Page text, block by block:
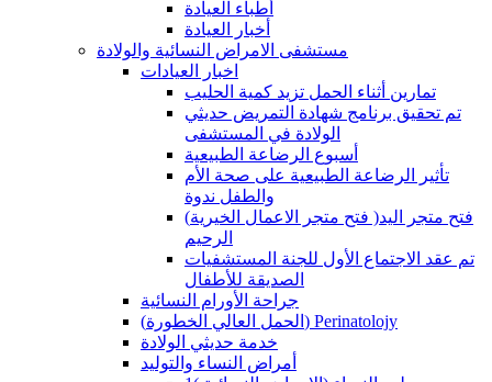
أطباء العيادة
أخبار العيادة
مستشفى الامراض النسائية والولادة
اخبار العيادات
تمارين أثناء الحمل تزيد كمية الحليب
تم تحقيق برنامج شهادة التمريض حديثي
الولادة في المستشفى
أسبوع الرضاعة الطبيعية
تأثير الرضاعة الطبيعية على صحة الأم
والطفل ندوة
(فتح متجر الاعمال الخيرية )فتح متجر اليد
الرحيم
تم عقد الاجتماع الأول للجنة المستشفيات
الصديقة للأطفال
جراحة الأورام النسائية
(الحمل العالي الخطورة) Perinatolojy
خدمة حديثي الولادة
أمراض النساء والتوليد